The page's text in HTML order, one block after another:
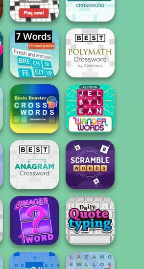
Codeword
Mini Crossword
Best Crosswords
Puzzle
Daily Commuter
Crossword
7 Words
Best Polymath
Crossword by
Cin...
Penny Dell Brain
Booster Cross...
Wander Words
Anagram
Crossword
Word Scramble